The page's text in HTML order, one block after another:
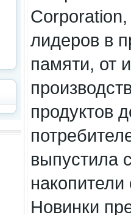
лидеров в
памяти, от
продуктов
выпустила
Новинки